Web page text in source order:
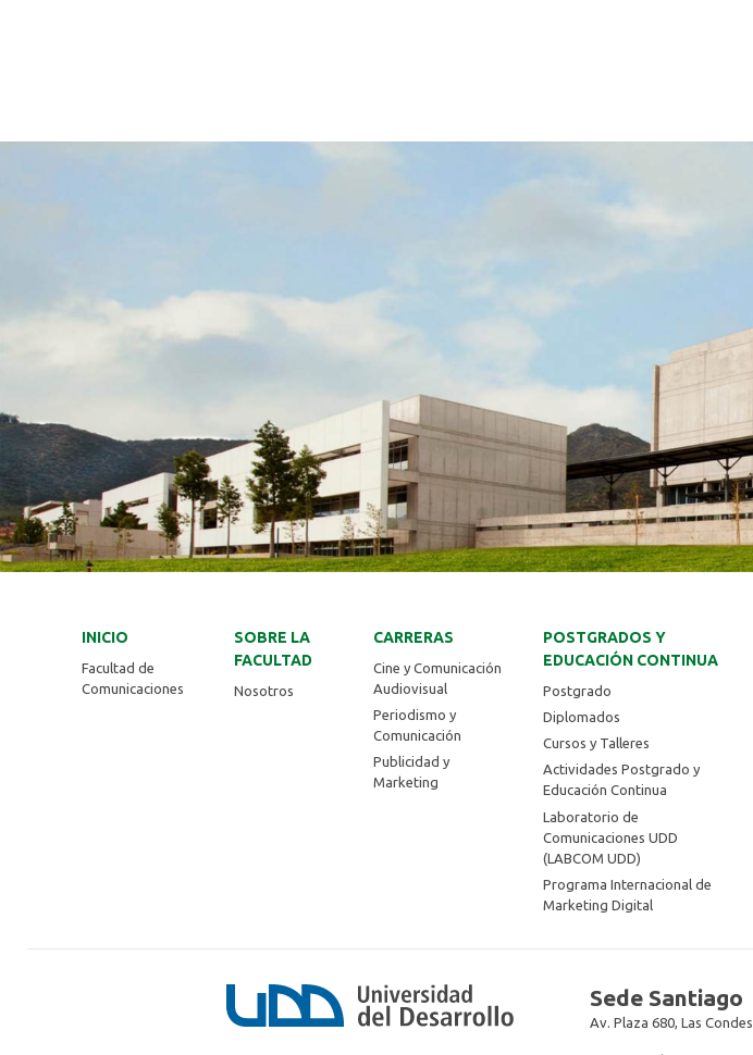
INICIO
Facultad de
Comunicaciones
SOBRE LA
FACULTAD
Nosotros
CARRERAS
Cine y Comunicación
Audiovisual
Periodismo y
Comunicación
Publicidad y
Marketing
POSTGRADOS Y
EDUCACIÓN CONTINUA
Postgrado
Diplomados
Cursos y Talleres
Actividades Postgrado y
Educación Continua
Laboratorio de
Comunicaciones UDD
(LABCOM UDD)
Programa Internacional de
Marketing Digital
Sede Santiago
Av. Plaza 680, Las Condes